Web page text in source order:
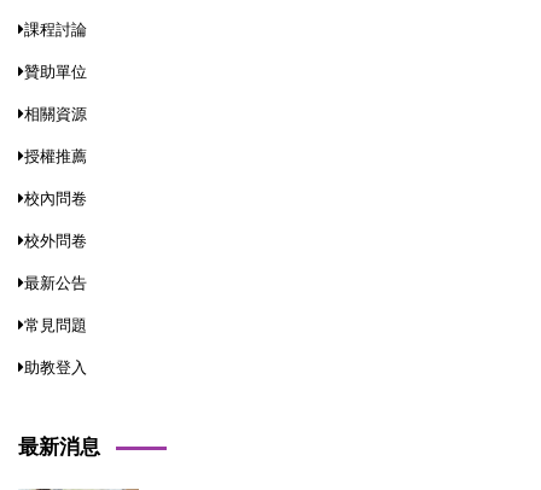
課程討論
贊助單位
相關資源
授權推薦
校內問卷
校外問卷
最新公告
常見問題
助教登入
最新消息